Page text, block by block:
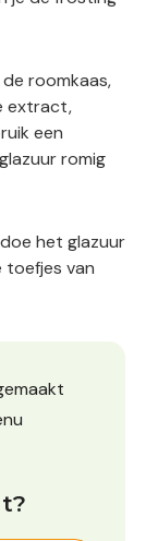
roomkaas,
extract,
een
romig
het glazuur
toefjes van